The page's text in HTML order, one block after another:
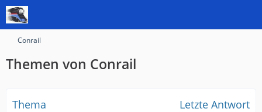
Conrail
Themen von Conrail
Thema Letzte Antwort